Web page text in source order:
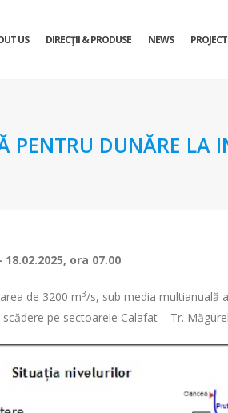
US DIRECŢII & PRODUSE NEWS
DUNĂRE LA
18.02.2025, ora 07.00
de 3200 m3/s, sub media multianuală
pe sectoarele Calafat – Tr.